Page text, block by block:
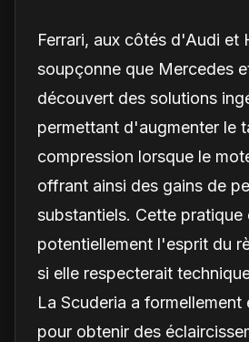
Ferrari, aux côtés d'Audi et
soupçonne que Mercedes
découvert des solutions
permettant d'augmenter le
compression lorsque le
offrant ainsi des gains de
substantiels. Cette pratique
potentiellement l'esprit du
si elle respecterait
La Scuderia a formellement
pour obtenir des